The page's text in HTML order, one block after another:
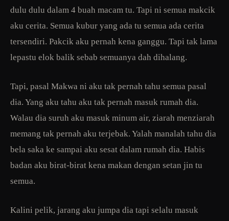
dulu dulu dalam 4 buah macam tu. Tapi ni semua makcik
aku cerita. Semua kubur yang ada tu semua ada cerita
tersendiri. Pakcik aku pernah kena ganggu. Tapi tak lama
lepastu elok balik sebab semuanya dah dihalang.
Tapi, pasal Makwa ni aku tak pernah tahu semua pasal
dia. Yang aku tahu aku tak pernah masuk rumah dia.
Walau dia suruh aku masuk minum air, ziarah menziarah
memang tak pernah aku terjebak. Yalah manalah tahu dia
bela saka ke sampai aku sesat dalam rumah dia. Habis
badan aku birat-birat kena makan dengan setan jin tu
semua.
Kalini pelik, jarang aku jumpa dia tapi selalu masuk